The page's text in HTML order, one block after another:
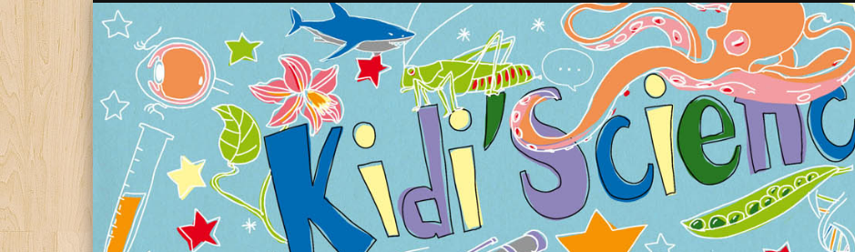
Faire aimer les Sciences aux Enfants !